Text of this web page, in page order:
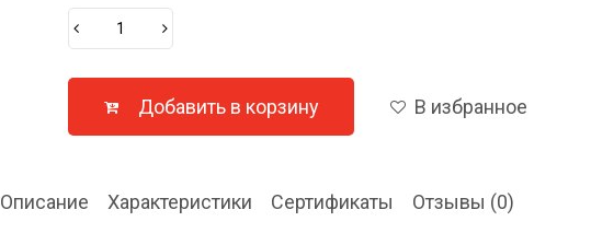
Добавить в корзину В избранное
Описание Характеристики Сертификаты Отзывы (0)